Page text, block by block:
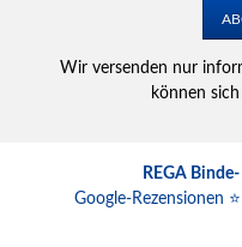
Wir versenden nur
können
REGA
Google-Rezensionen ⭐